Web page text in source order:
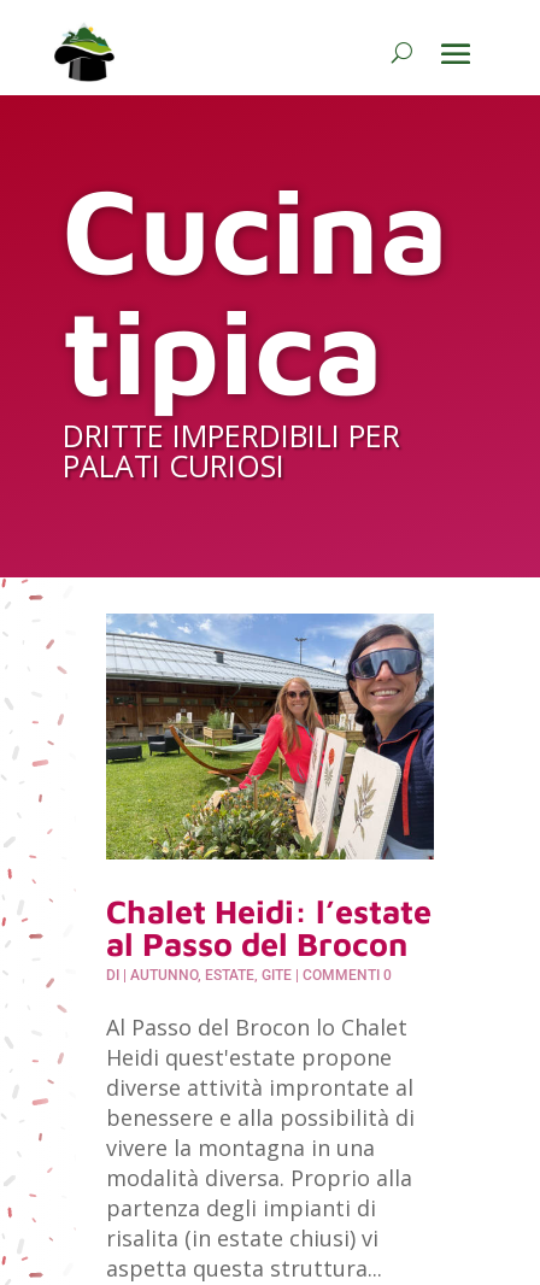
Cucina
tipica
DRITTE IMPERDIBILI PER
PALATI CURIOSI
Chalet Heidi: l’estate
al Passo del Brocon
DI AUTUNNO, ESTATE, GITE| COMMENTI 0
Al Passo del Brocon lo Chalet
Heidi quest'estate propone
diverse attività improntate al
benessere e alla possibilità di
vivere la montagna in una
modalità diversa. Proprio alla
partenza degli impianti di
risalita (in estate chiusi) vi
aspetta questa struttura...